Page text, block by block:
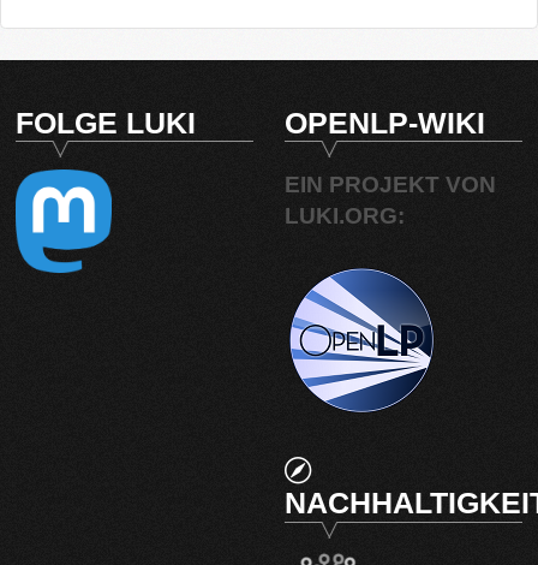
FOLGE LUKI OPENLP-WIKI
EIN PROJEKT VON
LUKI.ORG: